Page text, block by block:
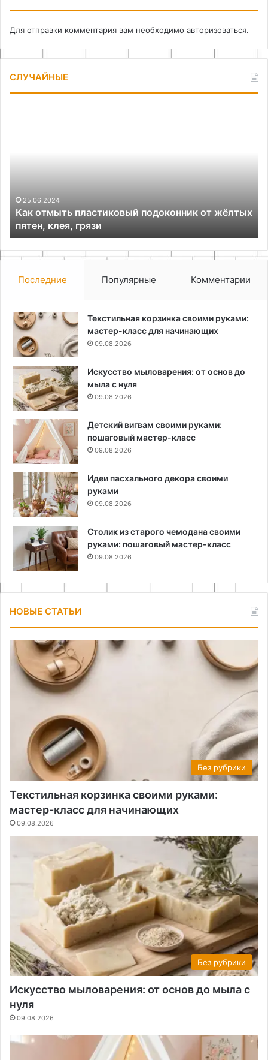
Для отправки комментария вам необходимо авторизоваться.
СЛУЧАЙНЫЕ
клея,
грязи
25.06.2024
Как отмыть пластиковый подоконник от жёлтых
пятен, клея, грязи
Последние Популярные Комментарии
Текстильная корзинка своими руками:
мастер-класс для начинающих
09.08.2026
Искусство мыловарения: от основ до
мыла с нуля
09.08.2026
Детский вигвам своими руками:
пошаговый мастер-класс
09.08.2026
Идеи пасхального декора своими
руками
09.08.2026
Столик из старого чемодана своими
руками: пошаговый мастер-класс
09.08.2026
НОВЫЕ СТАТЬИ
Без рубрики
Текстильная корзинка своими руками:
мастер-класс для начинающих
09.08.2026
Без рубрики
Искусство мыловарения: от основ до мыла с
нуля
09.08.2026